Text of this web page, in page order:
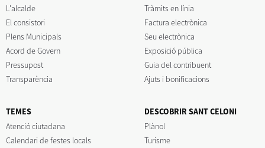
L'alcalde
El consistori
Plens Municipals
Acord de Govern
Pressupost
Transparència
Tràmits en línia
Factura electrònica
Seu electrònica
Exposició pública
Guia del contribuent
Ajuts i bonificacions
TEMES
Atenció ciutadana
Calendari de festes locals
DESCOBRIR SANT CELONI
Plànol
Turisme